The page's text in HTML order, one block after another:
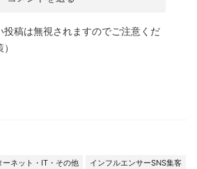
投稿は無視されますのでご注意くだ
ーネット・IT・その他 インフルエンサーSNS集客